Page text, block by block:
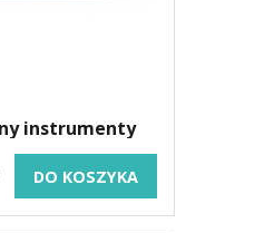
instrumenty
DO KOSZYKA